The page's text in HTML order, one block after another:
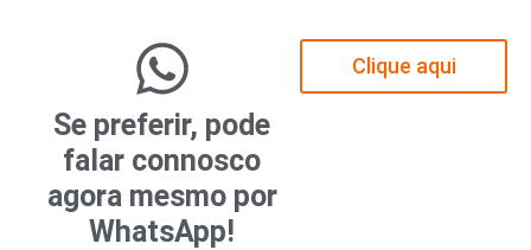
Se preferir, pode
falar connosco
agora mesmo por
WhatsApp!
Clique aqui